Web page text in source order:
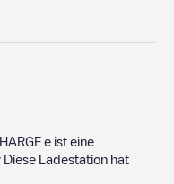
e ist eine
Diese Ladestation hat